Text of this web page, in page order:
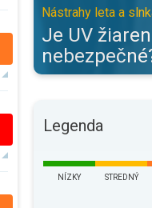
Nástrahy leta a
Je UV
Legenda
NÍZKY STREDNÝ